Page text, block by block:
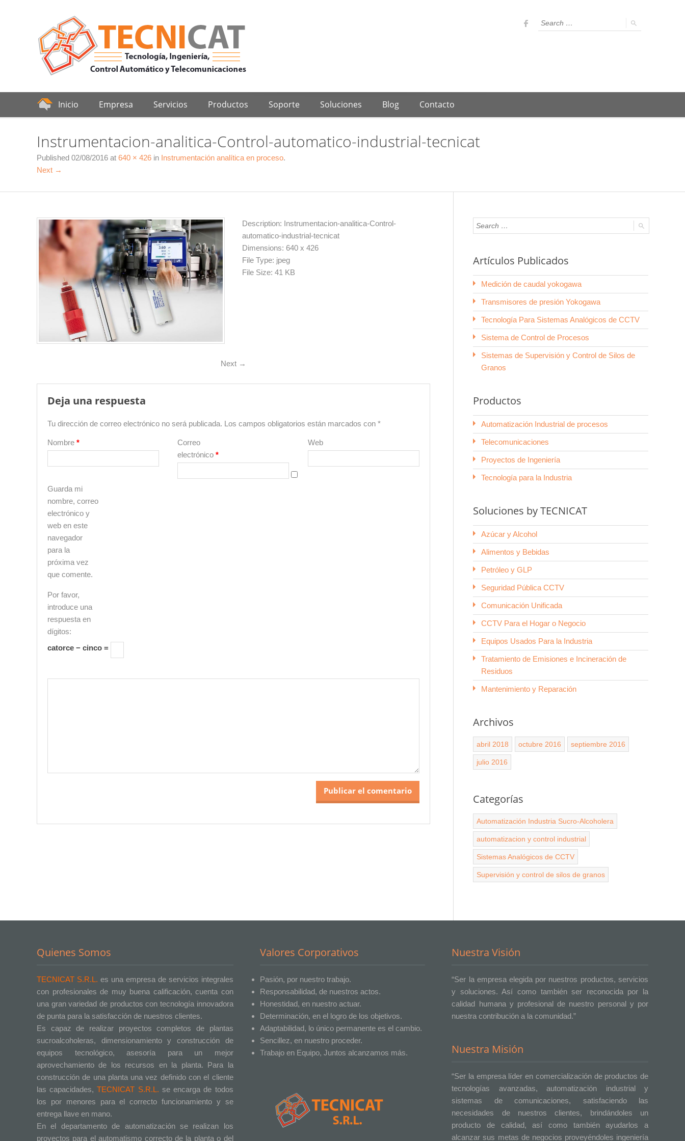
Inicio Empresa Servicios Productos
Proyectos de Ingeniería
Soporte Soluciones
Alimentos y Bebidas Comunicación Unificada
Hogar y Negocio Mantenimiento y Reparación
Blog Contacto
Tratamiento de Residuos
Instrumentacion-analitica-Control-automatico-industrial-tecnicat
Published 02/08/2016 at 640 × 426 in Instrumentación analítica en proceso.
Next →
Description: Instrumentacion-analitica-Control-
automatico-industrial-tecnicat
Dimensions: 640 x 426
File Type: jpeg
File Size: 41 KB
Next →
Deja una respuesta
Tu dirección de correo electrónico no será publicada. Los campos obligatorios están marcados con *
Nombre *
Correo
electrónico*
Web
Guarda mi
nombre, correo
electrónico y
web en este
navegador
para la
próxima vez
que comente.
Por favor,
introduce una
respuesta en
dígitos:
catorce − cinco =
Artículos Publicados
Medición de caudal yokogawa
Transmisores de presión Yokogawa
Tecnología Para Sistemas Analógicos de CCTV
Sistema de Control de Procesos
Sistemas de Supervisión y Control de Silos de
Granos
Productos
Automatización Industrial de procesos
Telecomunicaciones
Proyectos de Ingeniería
Tecnología para la Industria
Soluciones by TECNICAT
Azúcar y Alcohol
Alimentos y Bebidas
Petróleo y GLP
Seguridad Pública CCTV
Comunicación Unificada
CCTV Para el Hogar o Negocio
Equipos Usados Para la Industria
Tratamiento de Emisiones e Incineración de
Residuos
Mantenimiento y Reparación
Archivos
abril 2018 octubre 2016 septiembre 2016
julio 2016
Categorías
Automatización Industria Sucro-Alcoholera
automatizacion y control industrial
Sistemas Analógicos de CCTV
Supervisión y control de silos de granos
Quienes Somos
TECNICAT S.R.L. es una empresa de servicios integrales
con profesionales de muy buena calificación, cuenta con
una gran variedad de productos con tecnología innovadora
de punta para la satisfacción de nuestros clientes.
Es capaz de realizar proyectos completos de plantas
sucroalcoholeras, dimensionamiento y construcción de
equipos tecnológico, asesoría para un mejor
aprovechamiento de los recursos en la planta. Para la
construcción de una planta una vez definido con el cliente
las capacidades,TECNICAT S.R.L. se encarga de todos
los por menores para el correcto funcionamiento y se
entrega llave en mano.
En el departamento de automatización se realizan los
proyectos para el automatismo correcto de la planta o del
Valores Corporativos
Pasión, por nuestro trabajo.
Responsabilidad, de nuestros actos.
Honestidad, en nuestro actuar.
Determinación, en el logro de los objetivos.
Adaptabilidad, lo único permanente es el cambio.
Sencillez, en nuestro proceder.
Trabajo en Equipo, Juntos alcanzamos más.
Nuestra Visión
“Ser la empresa elegida por nuestros productos, servicios
y soluciones. Así como también ser reconocida por la
calidad humana y profesional de nuestro personal y por
nuestra contribución a la comunidad.”
Nuestra Misión
“Ser la empresa líder en comercialización de productos de
tecnologías avanzadas, automatización industrial y
sistemas de comunicaciones, satisfaciendo las
necesidades de nuestros clientes, brindándoles un
producto de calidad, así como también ayudarlos a
alcanzar sus metas de negocios proveyéndoles ingeniería